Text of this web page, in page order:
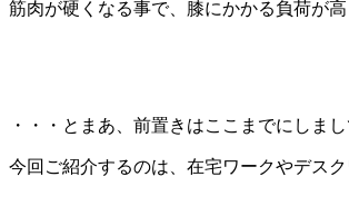
筋肉が硬くなる事で、膝にかかる負荷が高
・・・とまあ、前置きはここまでにしまし
今回ご紹介するのは、在宅ワークやデス